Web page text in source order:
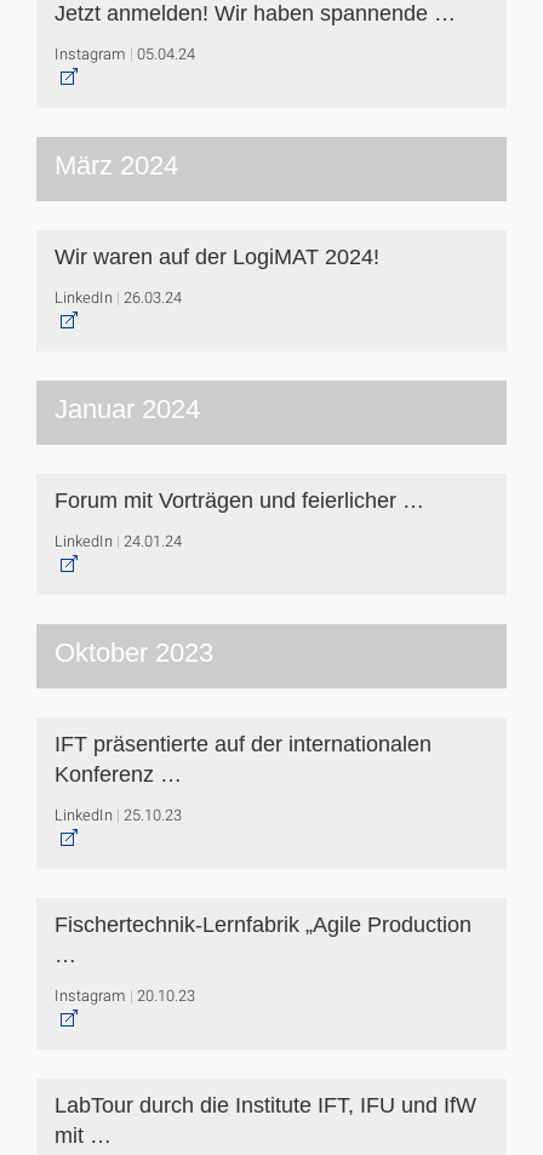
Jetzt anmelden! Wir haben spannende …
Instagram 05.04.24
März 2024
Wir waren auf der LogiMAT 2024!
LinkedIn 26.03.24
Januar 2024
Forum mit Vorträgen und feierlicher …
LinkedIn 24.01.24
Oktober 2023
IFT präsentierte auf der internationalen
Konferenz …
LinkedIn 25.10.23
Fischertechnik-Lernfabrik „Agile Production
…
Instagram 20.10.23
LabTour durch die Institute IFT, IFU und IfW
mit …